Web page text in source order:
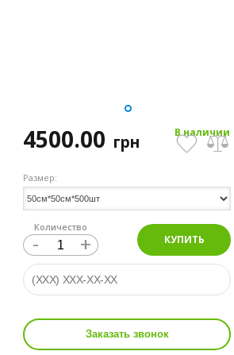
В наличии
4500.00 грн
Размер:
Количество
- + КУПИТЬ
Заказать звонок